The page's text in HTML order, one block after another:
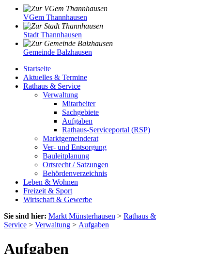
VGem Thannhausen
Stadt Thannhausen
Gemeinde Balzhausen
Startseite
Aktuelles & Termine
Rathaus & Service
Verwaltung
Mitarbeiter
Sachgebiete
Aufgaben
Rathaus-Serviceportal (RSP)
Marktgemeinderat
Ver- und Entsorgung
Bauleitplanung
Ortsrecht / Satzungen
Behördenverzeichnis
Leben & Wohnen
Freizeit & Sport
Wirtschaft & Gewerbe
Sie sind hier: Markt Münsterhausen > Rathaus &
Service > Verwaltung > Aufgaben
Aufgaben